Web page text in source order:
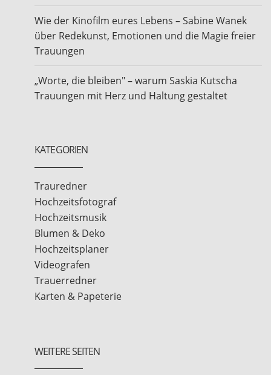
Wie der Kinofilm eures Lebens – Sabine Wanek
über Redekunst, Emotionen und die Magie freier
Trauungen
„Worte, die bleiben" – warum Saskia Kutscha
Trauungen mit Herz und Haltung gestaltet
KATEGORIEN
Trauredner
Hochzeitsfotograf
Hochzeitsmusik
Blumen & Deko
Hochzeitsplaner
Videografen
Trauerredner
Karten & Papeterie
WEITERE SEITEN